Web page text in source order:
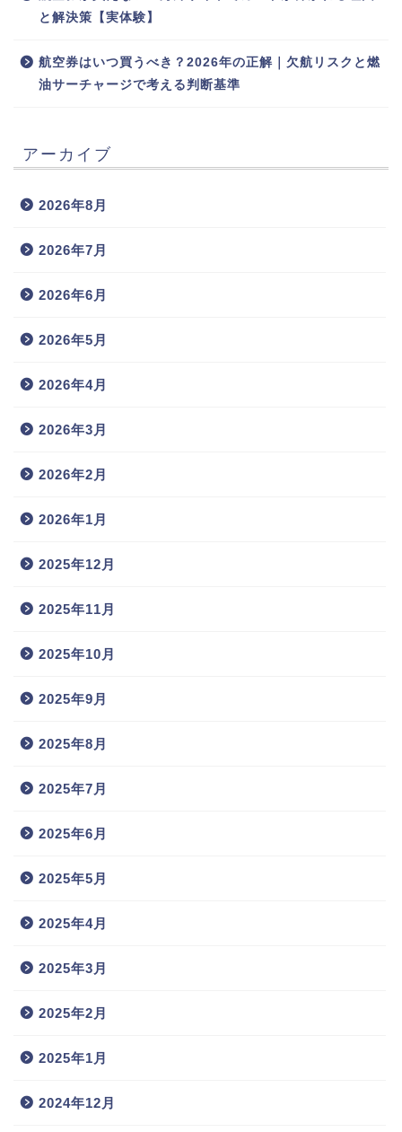
と解決策【実体験】
航空券はいつ買うべき？2026年の正解｜欠航リスクと燃
油サーチャージで考える判断基準
アーカイブ
2026年8月
2026年7月
2026年6月
2026年5月
2026年4月
2026年3月
2026年2月
2026年1月
2025年12月
2025年11月
2025年10月
2025年9月
2025年8月
2025年7月
2025年6月
2025年5月
2025年4月
2025年3月
2025年2月
2025年1月
2024年12月